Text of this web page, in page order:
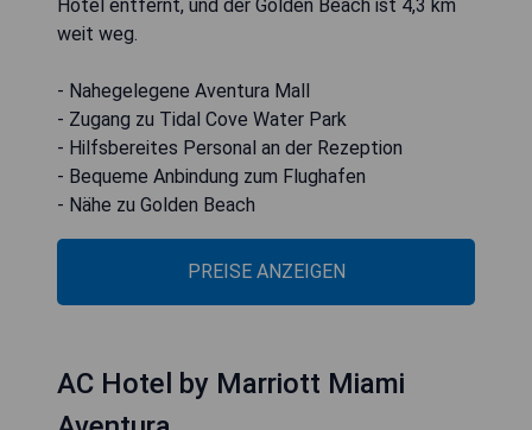
Hotel entfernt, und der Golden Beach ist 4,3 km
weit weg.
- Nahegelegene Aventura Mall
- Zugang zu Tidal Cove Water Park
- Hilfsbereites Personal an der Rezeption
- Bequeme Anbindung zum Flughafen
- Nähe zu Golden Beach
PREISE ANZEIGEN
AC Hotel by Marriott Miami